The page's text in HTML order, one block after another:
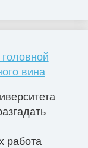
вина
работа